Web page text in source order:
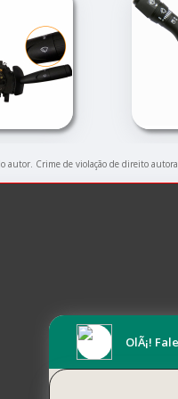
autor. Crime de violação de direito
OlÃ¡!